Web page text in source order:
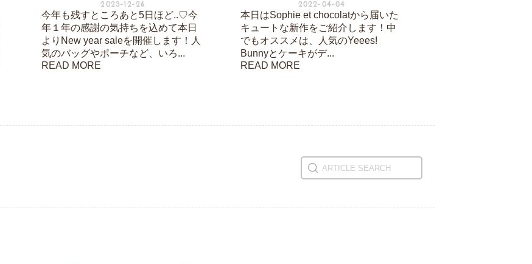
2023-12-26
今年も残すところあと5日ほど..♡今
年１年の感謝の気持ちを込めて本日
よりNew year saleを開催します！人
気のバッグやポーチなど、いろ...
READ MORE
2022-04-04
本日はSophie et chocolatから届いた
キュートな新作をご紹介します！中
でもオススメは、人気のYeees!
Bunnyとケーキがデ...
READ MORE